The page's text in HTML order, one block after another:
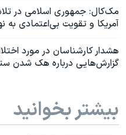
مک‌کال: جمهوری اسلامی در
آمریکا و تقویت بی‌اعتمادی
هشدار کارشناسان در مورد
گزارش‌هایی درباره هک شدن
بیشتر بخوانید